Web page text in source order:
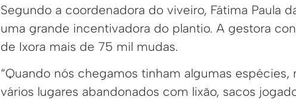
Segundo a coordenadora do viveiro, Fátima Paula
uma grande incentivadora do plantio. A gestora
de Ixora mais de 75 mil mudas.
“Quando nós chegamos tinham algumas
vários lugares abandonados com lixão, sacos